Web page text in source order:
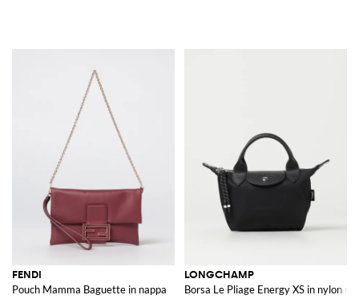
FENDI
Pouch Mamma Baguette in nappa
LONGCHAMP
Borsa Le Pliage Energy XS in nylon